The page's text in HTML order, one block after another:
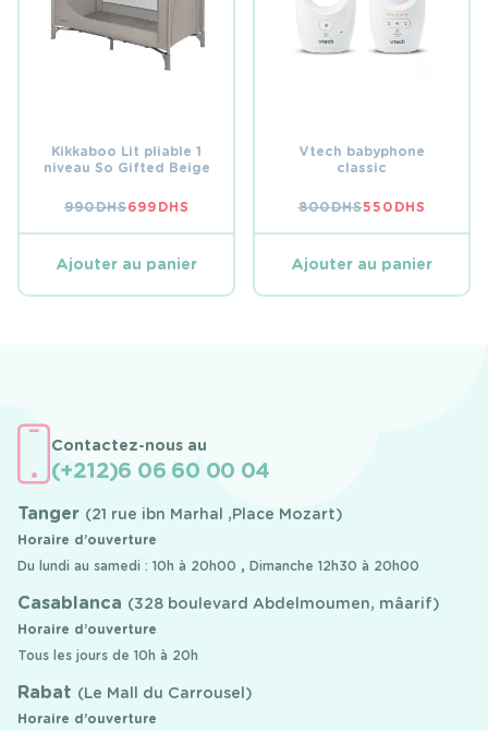
Kikkaboo Lit pliable 1
niveau So Gifted Beige
990DHSLE
PRIX
ÉTAIT :
699 DHS
LE
PRIX
EST :
Ajouter au panier
Vtech babyphone
classic
800DHSLE
PRIX
ÉTAIT :
550 DHS
LE
PRIX
EST :
Ajouter au panier
Contactez-nous au
(+212)6 06 60 00 04
Tanger (21 rue ibn Marhal ,Place Mozart)
Horaire d’ouverture
Du lundi au samedi : 10h à 20h00 , Dimanche 12h30 à 20h00
Casablanca (328 boulevard Abdelmoumen, mâarif)
Horaire d’ouverture
Tous les jours de 10h à 20h
Rabat (Le Mall du Carrousel)
Horaire d’ouverture